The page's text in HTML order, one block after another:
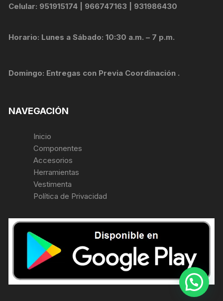
Celular: 951915174 | 966747163 | 931986430
Horario: Lunes a Sábado: 10:30 a.m. – 7 p.m.
Domingo: Entregas con Previa Coordinación .
NAVEGACIÓN
Inicio
Componentes
Accesorios
Herramientas
Vestimenta
Política de Privacidad